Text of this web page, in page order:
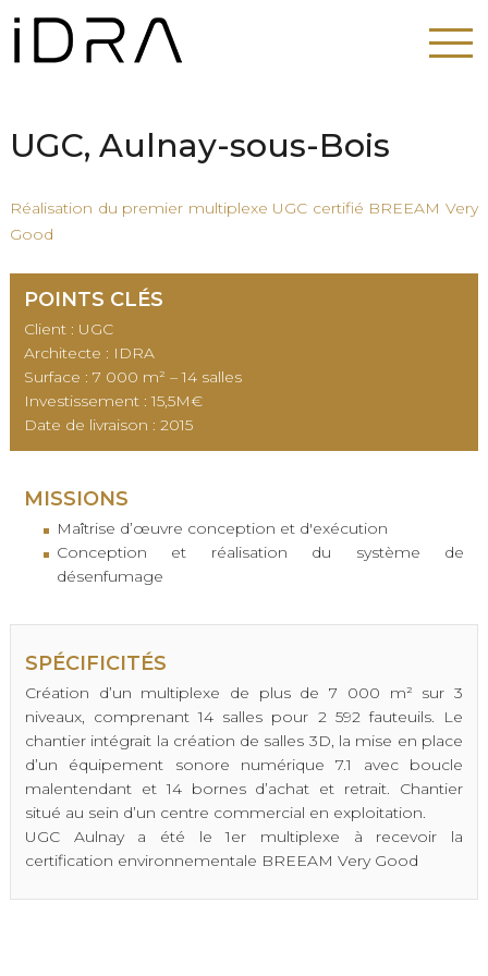
UGC, Aulnay-sous-Bois
Réalisation du premier multiplexe UGC certifié BREEAM Very
Good
POINTS CLÉS
Client : UGC
Architecte : IDRA
Surface : 7 000 m² – 14 salles
Investissement : 15,5M€
Date de livraison : 2015
MISSIONS
Maîtrise d’œuvre conception et d'exécution
Conception et réalisation du système de
désenfumage
SPÉCIFICITÉS
Création d’un multiplexe de plus de 7 000 m² sur 3
niveaux, comprenant 14 salles pour 2 592 fauteuils. Le
chantier intégrait la création de salles 3D, la mise en place
d’un équipement sonore numérique 7.1 avec boucle
malentendant et 14 bornes d’achat et retrait. Chantier
situé au sein d’un centre commercial en exploitation.
UGC Aulnay a été le 1er multiplexe à recevoir la
certification environnementale BREEAM Very Good